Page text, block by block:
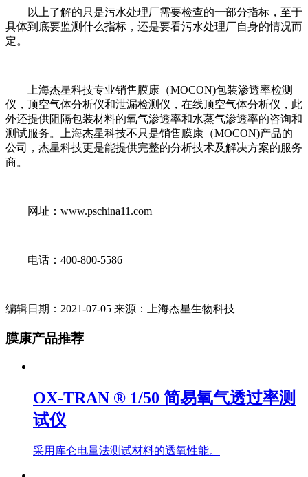
以上了解的只是污水处理厂需要检查的一部分指标，至于
具体到底要监测什么指标，还是要看污水处理厂自身的情况而
定。
上海杰星科技专业销售膜康（MOCON)包装渗透率检测
仪，顶空气体分析仪和泄漏检测仪，在线顶空气体分析仪，此
外还提供阻隔包装材料的氧气渗透率和水蒸气渗透率的咨询和
测试服务。上海杰星科技不只是销售膜康（MOCON)产品的
公司，杰星科技更是能提供完整的分析技术及解决方案的服务
商。
网址：www.pschina11.com
电话：400-800-5586
编辑日期：2021-07-05 来源：上海杰星生物科技
膜康产品推荐
OX-TRAN ® 1/50 简易氧气透过率测
试仪
采用库仑电量法测试材料的透氧性能。